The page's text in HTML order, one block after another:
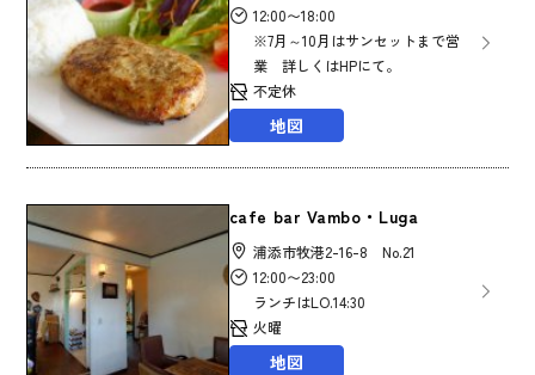
12:00〜18:00
※7月～10月はサンセットまで営
業 詳しくはHPにて。
不定休
地図
cafe bar Vambo・Luga
浦添市牧港2-16-8 No.21
12:00〜23:00
ランチはLO.14:30
火曜
地図